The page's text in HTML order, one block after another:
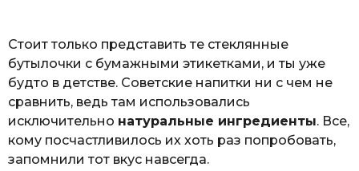
Стоит только представить те стеклянные
бутылочки с бумажными этикетками, и ты уже
будто в детстве. Советские напитки ни с чем не
сравнить, ведь там использовались
исключительно натуральные ингредиенты. Все,
кому посчастливилось их хоть раз попробовать,
запомнили тот вкус навсегда.